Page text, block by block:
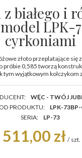
białego i
LPK-
cyrkoniami
złoto przeplatające się
próbie 0,585 tworzą
tym wyjątkowym kolczykom
WĘC - TWÓJ
PRODUKTU:
LPK-73BP-
SERIA:
LP-73
zł / szt.